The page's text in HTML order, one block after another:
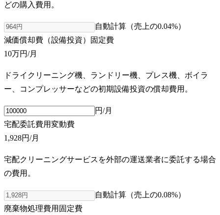
どの購入費用。
自動計算（売上の0.04%）
減価償却費（設備投資）
固定費
10万円/月
ドライクリーニング機、ランドリー機、プレス機、ボイラ
ー、コンプレッサーなどの初期設備投資の償却費用。
円/月
宅配委託費用変動費
1,928円/月
宅配クリーニングサービスを外部の運送業者に委託する場合
の費用。
自動計算（売上の0.08%）
廃棄物処理費用 固定費